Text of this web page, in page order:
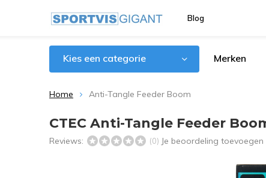
Blog
Kies een categorie Merken
Home Anti-Tangle Feeder Boom
CTEC Anti-Tangle Feeder
Reviews: (0) Je beoordeling toevoegen